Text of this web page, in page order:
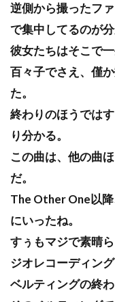
逆側から撮ったフ
で集中してるのが分
彼女たちはそこで
百々子でさえ、僅
た。
終わりのほうでは
り分かる。
この曲は、他の曲
だ。
The Other One以
にいったね。
すぅもマジで素晴
ジオレコーディング
ベルティングの終